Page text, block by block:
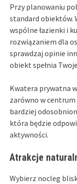
Przy planowaniu
standard obiektów.
wspólne łazienki i
rozwiązaniem dla
sprawdzaj opinie
obiekt spełnia
Kwatera prywatna
zarówno w
bardziej
która będzie
aktywności.
Atrakcje
Wybierz nocleg